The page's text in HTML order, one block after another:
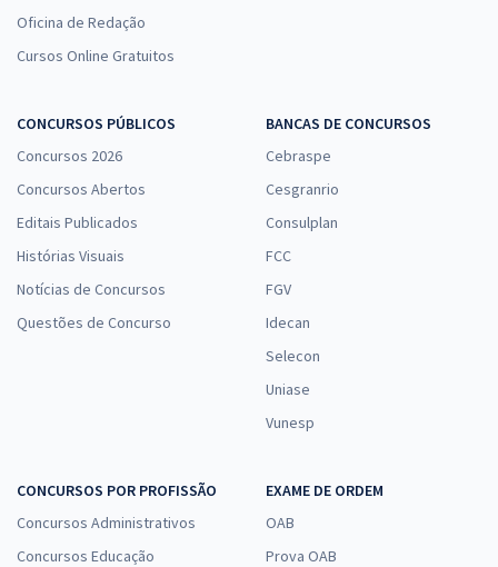
Oficina de Redação
Cursos Online Gratuitos
CONCURSOS PÚBLICOS
Concursos 2026
Concursos Abertos
Editais Publicados
Histórias Visuais
Notícias de Concursos
Questões de Concurso
BANCAS DE CONCURSOS
Cebraspe
Cesgranrio
Consulplan
FCC
FGV
Idecan
Selecon
Uniase
Vunesp
CONCURSOS POR PROFISSÃO
Concursos Administrativos
Concursos Educação
EXAME DE ORDEM
OAB
Prova OAB